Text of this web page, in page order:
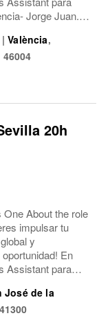
Jorge Juan.
a domingo y
| València,
46004
20h
About the role
impulsar tu
y
En
Assistant para
laboral de 20
José de la
41300